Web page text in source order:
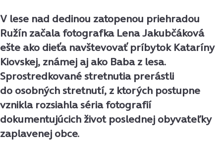
V lese nad dedinou zatopenou priehradou
Ružín začala fotografka Lena Jakubčáková
ešte ako dieťa navštevovať príbytok Kataríny
Kiovskej, známej aj ako Baba z lesa.
Sprostredkované stretnutia prerástli
do osobných stretnutí, z ktorých postupne
vznikla rozsiahla séria fotografií
dokumentujúcich život poslednej obyvateľky
zaplavenej obce.